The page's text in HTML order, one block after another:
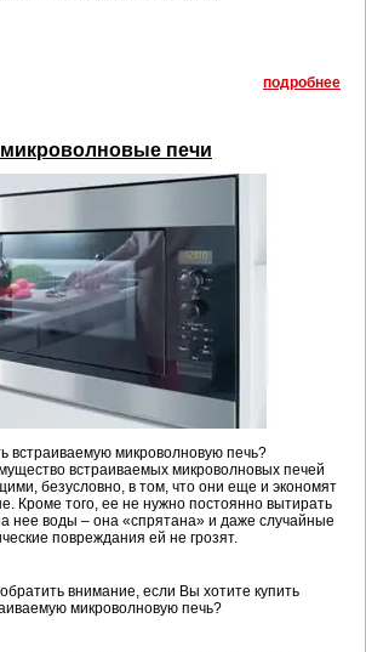
подробнее
печи
встраиваемую микроволновую печь?
встраиваемых микроволновых печей
безусловно, в том, что они еще и экономят
Кроме того, ее не нужно постоянно вытирать
нее воды – она «спрятана» и даже случайные
повреждания ей не грозят.
внимание, если Вы хотите купить
микроволновую печь?